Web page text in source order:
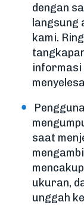
dengan
kami.
informasi
saat
ukuran,
unggah